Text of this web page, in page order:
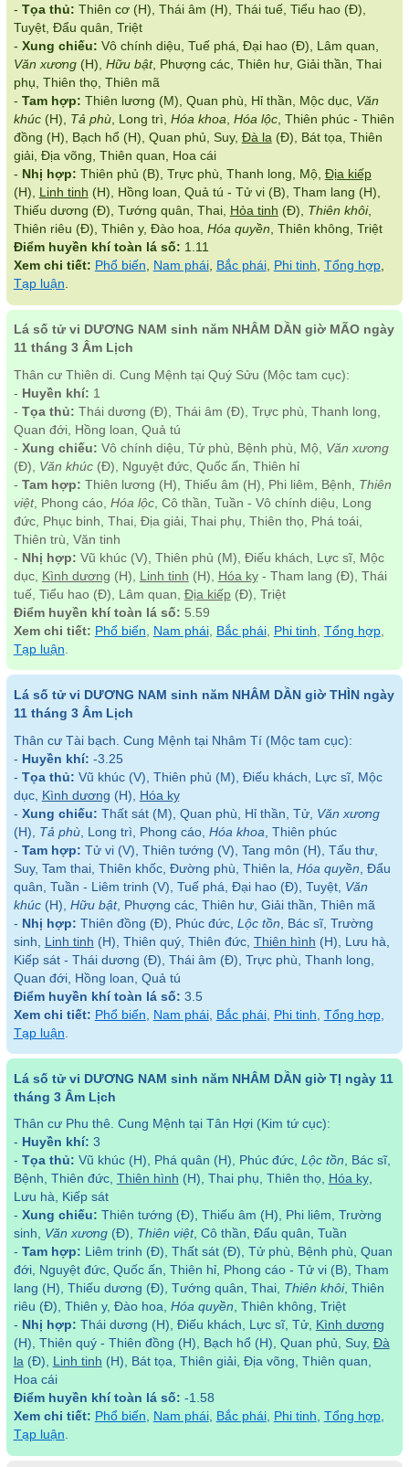
- Tọa thủ: Thiên cơ (H), Thái âm (H), Thái tuế, Tiểu hao (Đ),
Tuyệt, Đẩu quân, Triệt
- Xung chiếu: Vô chính diệu, Tuế phá, Đại hao (Đ), Lâm quan,
Văn xương(H), Hữu bật, Phượng các, Thiên hư, Giải thần, Thai
phụ, Thiên thọ, Thiên mã
- Tam hợp: Thiên lương (M), Quan phù, Hỉ thần, Mộc dục, Văn
khúc(H), Tả phù, Long trì, Hóa khoa, Hóa lộc, Thiên phúc - Thiên
đồng (H), Bạch hổ (H), Quan phủ, Suy, Đà la(Đ), Bát tọa, Thiên
giải, Địa võng, Thiên quan, Hoa cái
- Nhị hợp: Thiên phủ (B), Trực phù, Thanh long, Mộ, Địa kiếp
(H), Linh tinh (H), Hồng loan, Quả tú - Tử vi (B), Tham lang (H),
Thiếu dương (Đ), Tướng quân, Thai, Hỏa tinh (Đ), Thiên khôi,
Thiên riêu (Đ), Thiên y, Đào hoa, Hóa quyền, Thiên không, Triệt
Điểm huyền khí toàn lá số: 1.11
Xem chi tiết: Phổ biến, Nam phái, Bắc phái, Phi tinh, Tổng hợp,
Tạp luận.
Lá số tử vi DƯƠNG NAM sinh năm NHÂM DẦN giờ MÃO ngày
11 tháng 3 Âm Lịch
Thân cư Thiên di. Cung Mệnh tại Quý Sửu (Mộc tam cục):
- Huyền khí: 1
- Tọa thủ: Thái dương (Đ), Thái âm (Đ), Trực phù, Thanh long,
Quan đới, Hồng loan, Quả tú
- Xung chiếu: Vô chính diệu, Tử phù, Bệnh phù, Mộ, Văn xương
(Đ), Văn khúc(Đ), Nguyệt đức, Quốc ấn, Thiên hỉ
- Tam hợp: Thiên lương (H), Thiếu âm (H), Phi liêm, Bệnh, Thiên
việt, Phong cáo, Hóa lộc, Cô thần, Tuần - Vô chính diệu, Long
đức, Phục binh, Thai, Địa giải, Thai phụ, Thiên thọ, Phá toái,
Thiên trù, Văn tinh
- Nhị hợp: Vũ khúc (V), Thiên phủ (M), Điếu khách, Lực sĩ, Mộc
dục,
Kình dương (H), Linh tinh (H), Hóa kỵ- Tham lang (Đ), Thái
tuế, Tiểu hao (Đ), Lâm quan, Địa kiếp(Đ), Triệt
Điểm huyền khí toàn lá số: 5.59
Xem chi tiết: Phổ biến Nam phái, Bắc phái, Phi tinh Tổng hợp,
Tạp luận
Lá số tử vi DƯƠNG NAM sinh năm NHÂM DẦN giờ THÌN ngày
11 tháng 3 Âm Lịch
Thân cư Tài bạch. Cung Mệnh tại Nhâm Tí (Mộc tam cục):
- Huyền khí: -3.25
- Tọa thủ: Vũ khúc (V), Thiên phủ (M), Điếu khách, Lực sĩ, Mộc
dục, Kình dương (H), Hóa kỵ
- Xung chiếu: Thất sát (M), Quan phù, Hỉ thần, Tử, Văn xương
(H), Tả phù, Long trì, Phong cáo, Hóa khoa , Thiên phúc
- Tam hợp: Tử vi (V), Thiên tướng (V), Tang môn (H), Tấu thư,
Suy, Tam thai, Thiên khốc, Đường phù, Thiên la, Hóa quyền , Đẩu
quân, Tuần - Liêm trinh (V), Tuế phá, Đại hao (Đ), Tuyệt, Văn
khúc(H), Hữu bật, Phượng các, Thiên hư, Giải thần, Thiên mã
- Nhị hợp: Thiên đồng (Đ), Phúc đức, Lộc tồn , Bác sĩ, Trường
sinh, Linh tinh (H), Thiên quý, Thiên đức, Thiên hình (H), Lưu hà,
Kiếp sát - Thái dương (Đ), Thái âm (Đ), Trực phù, Thanh long,
Quan đới, Hồng loan, Quả tú
Điểm huyền khí toàn lá số: 3.5
Xem chi tiết: Phổ biến Nam phái, Bắc phái, Phi tinh Tổng hợp,
Tạp luận
Lá số tử vi DƯƠNG NAM sinh năm NHÂM DẦN giờ TỊ ngày 11
tháng 3 Âm Lịch
Thân cư Phu thê. Cung Mệnh tại Tân Hợi (Kim tứ cục):
- Huyền khí: 3
- Tọa thủ: Vũ khúc (H), Phá quân (H), Phúc đức, Lộc tồn, Bác sĩ,
Bệnh, Thiên đức, Thiên hình (H), Thai phụ, Thiên thọ, Hóa kỵ,
Lưu hà, Kiếp sát
- Xung chiếu: Thiên tướng (Đ), Thiếu âm (H), Phi liêm, Trường
sinh, Văn xương(Đ), Thiên việt, Cô thần, Đẩu quân, Tuần
- Tam hợp: Liêm trinh (Đ), Thất sát (Đ), Tử phù, Bệnh phù, Quan
đới, Nguyệt đức, Quốc ấn, Thiên hỉ, Phong cáo - Tử vi (B), Tham
lang (H), Thiếu dương (Đ), Tướng quân, Thai, Thiên khôi, Thiên
riêu (Đ), Thiên y, Đào hoa, Hóa quyền, Thiên không, Triệt
- Nhị hợp: Thái dương (H), Điếu khách, Lực sĩ, Tử, Kình dương
(H), Thiên quý - Thiên đồng (H), Bạch hổ (H), Quan phủ, Suy, Đà
la(Đ), Linh tinh (H), Bát tọa, Thiên giải, Địa võng, Thiên quan,
Hoa cái
Điểm huyền khí toàn lá số: -1.58
Xem chi tiết: Phổ biến, Nam phái, Bắc phái, Phi tinh, Tổng hợp,
Tạp luận.